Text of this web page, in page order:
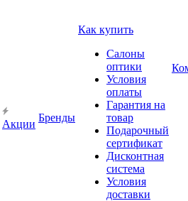
Акции
Бренды
Как купить
Салоны
оптики
Условия
оплаты
Гарантия на
товар
Подарочный
сертификат
Дисконтная
система
Условия
доставки